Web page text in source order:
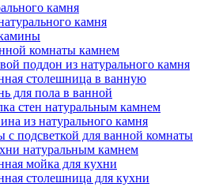
камня
камня
комнаты камнем
поддон из натурального камня
столешница в ванную
для пола в ванной
стен натуральным камнем
из натурального камня
с подсветкой для ванной комнаты
натуральным камнем
мойка для кухни
столешница для кухни